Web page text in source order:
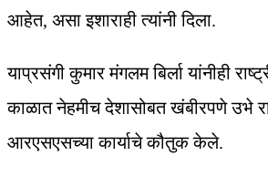
आहेत, असा इशाराही त्यांनी दिला.
याप्रसंगी कुमार मंगलम बिर्ला यांनीही
काळात नेहमीच देशासोबत खंबीरपणे उभे
आरएसएसच्या कार्याचे कौतुक केले.